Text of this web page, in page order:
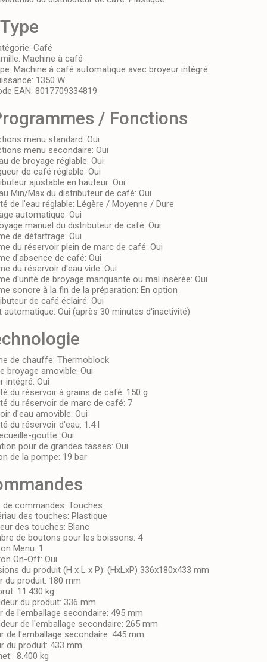
Type
Café
Machine à café
Machine à café automatique avec broyeur intégré
1350 W
EAN: 8017709334819
/ Fonctions
menu standard: Oui
menu secondaire: Oui
de broyage réglable: Oui
de café réglable: Oui
ajustable en hauteur: Oui
Min/Max du distributeur de café: Oui
de l'eau réglable: Légère / Moyenne / Dure
automatique: Oui
manuel du distributeur de café: Oui
de détartrage: Oui
du réservoir plein de marc de café: Oui
d'absence de café: Oui
du réservoir d'eau vide: Oui
d'unité de broyage manquante ou mal insérée: Oui
sonore à la fin de la préparation: En option
de café éclairé: Oui
automatique: Oui (après 30 minutes d'inactivité)
de chauffe: Thermoblock
broyage amovible: Oui
intégré: Oui
du réservoir à grains de café: 150 g
du réservoir de marc de café: 7
d'eau amovible: Oui
du réservoir d'eau: 1.4 l
goutte: Oui
pour de grandes tasses: Oui
de la pompe: 19 bar
de commandes: Touches
des touches: Plastique
des touches: Blanc
de boutons pour les boissons: 4
Menu: 1
On-Off: Oui
du produit (H x L x P): (HxLxP) 336x180x433 mm
du produit: 180 mm
11.430 kg
du produit: 336 mm
de l'emballage secondaire: 495 mm
de l'emballage secondaire: 265 mm
de l'emballage secondaire: 445 mm
du produit: 433 mm
8.400 kg